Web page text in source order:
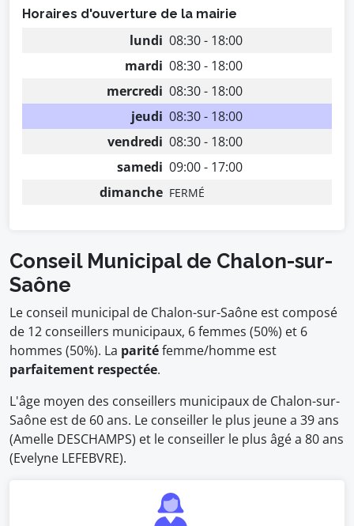
Horaires d'ouverture de la mairie
lundi 08:30 - 18:00
mardi 08:30 - 18:00
mercredi 08:30 - 18:00
jeudi 08:30 - 18:00
vendredi 08:30 - 18:00
samedi 09:00 - 17:00
dimanche FERMÉ
Conseil Municipal de Chalon-sur-
Saône
Le conseil municipal de Chalon-sur-Saône est composé
de 12 conseillers municipaux, 6 femmes (50%) et 6
hommes (50%). La paritéfemme/homme est
parfaitement respectée.
L'âge moyen des conseillers municipaux de Chalon-sur-
Saône est de 60 ans. Le conseiller le plus jeune a 39 ans
(Amelle DESCHAMPS) et le conseiller le plus âgé a 80 ans
(Evelyne LEFEBVRE).